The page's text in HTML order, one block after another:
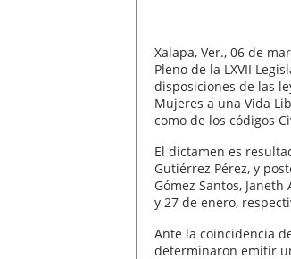
Xalapa, Ver., 06 de
Pleno de la LXVII
disposiciones de las
Mujeres a una Vida
como de los códigos
El dictamen es
Gutiérrez Pérez, y
Gómez Santos,
y 27 de enero,
Ante la coincidencia
determinaron emitir